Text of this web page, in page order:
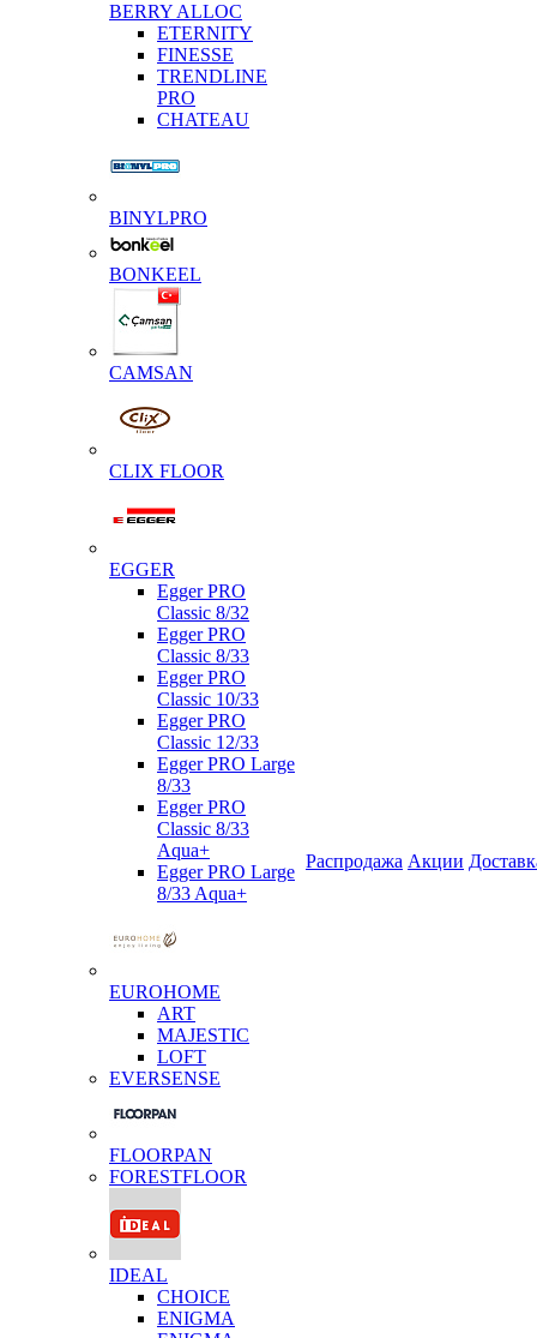
BERRY ALLOC
ETERNITY
FINESSE
TRENDLINE
PRO
CHATEAU
BINYLPRO
BONKEEL
CAMSAN
CLIX FLOOR
EGGER
Egger PRO
Classic 8/32
Egger PRO
Classic 8/33
Egger PRO
Classic 10/33
Egger PRO
Classic 12/33
Egger PRO Large
8/33
Egger PRO
Classic 8/33
Aqua+
Egger PRO Large
8/33 Aqua+
EUROHOME
ART
MAJESTIC
LOFT
EVERSENSE
FLOORPAN
FORESTFLOOR
IDEAL
CHOICE
ENIGMA
Распродажа Акции